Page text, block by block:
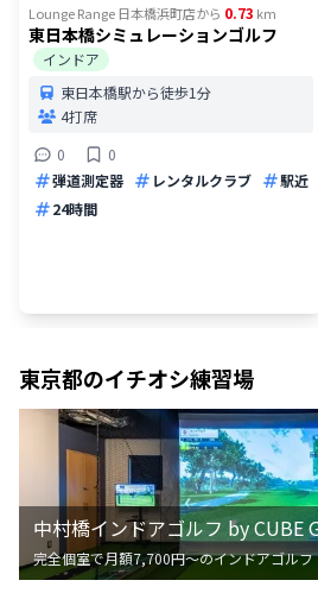
Lounge Range 日本橋浜町店から 0.73 km
東日本橋シミュレーションゴルフ
インドア
東日本橋駅から徒歩1分
4打席
0
0
弾道測定器
レンタルクラブ
駅近
24時間
東京都のイチオシ練習場
中村橋インドアゴルフ by CUBE
完全個室で月額7,700円〜のインドアゴルフ